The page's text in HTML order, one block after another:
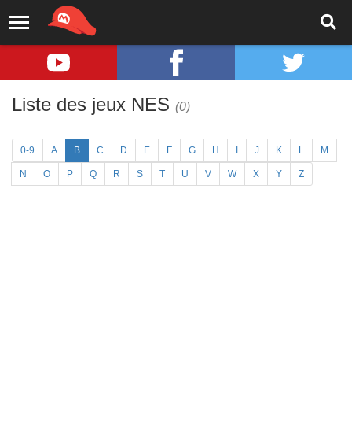
Liste des jeux NES (0)
0-9 A B C D E F G H J K L M
N O P Q R S T U V W X Y Z